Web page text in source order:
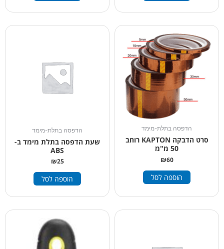
הדפסה בתלת-מימד
סרט הדבקה KAPTON רוחב
50 מ"מ
₪60
הוספה לסל
הדפסה בתלת-מימד
שעת הדפסה בתלת מימד ב-
ABS
₪25
הוספה לסל